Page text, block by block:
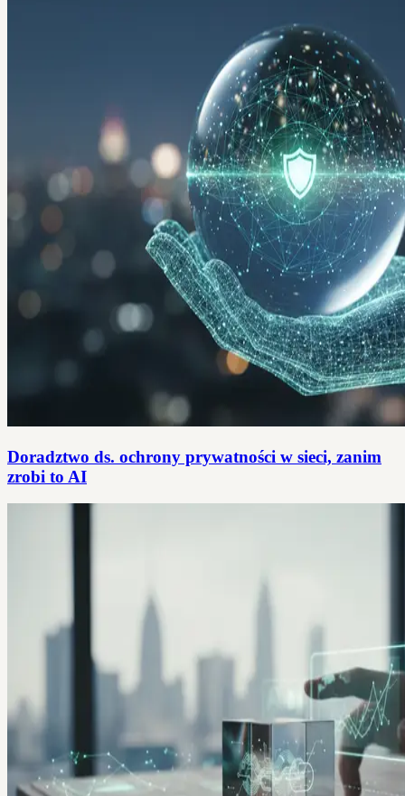
Doradztwo ds. ochrony prywatności w sieci, zanim
zrobi to AI